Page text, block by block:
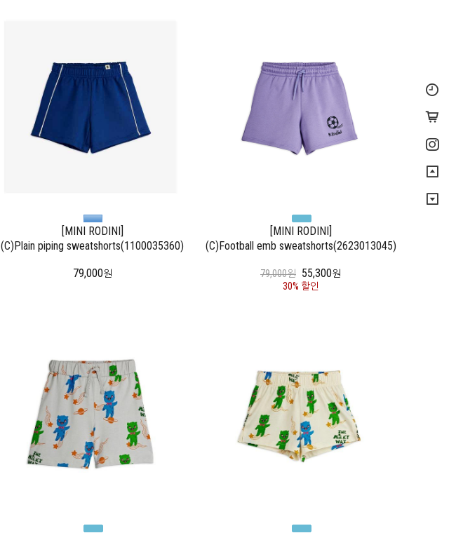
[MINI RODINI]
(C)Plain piping sweatshorts(1100035360)
79,000원
[MINI RODINI]
(C)Football emb sweatshorts(2623013045)
79,000원 55,300원
30% 할인